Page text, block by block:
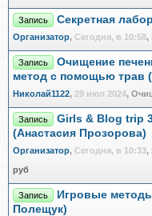
Запись Секретная
Организатор, Сегодня, в 10:58,
Запись
Очищение
метод с помощью трав
Николай1122, 29 июл 2024,
Запись
Girls & Blog trip
(Анастасия Прозорова)
Организатор, Сегодня, в 10:33,
руб
Запись
Игровые
Полещук)